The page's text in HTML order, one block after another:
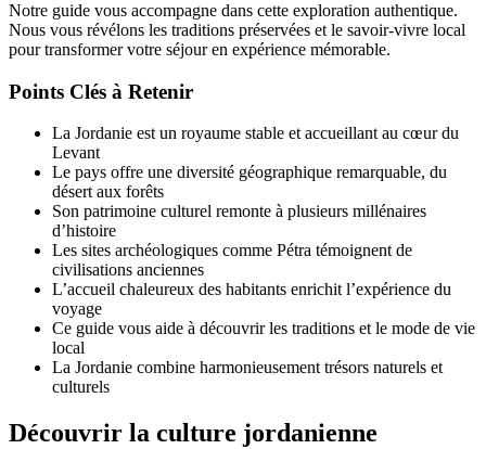
Notre guide vous accompagne dans cette exploration authentique.
Nous vous révélons les traditions préservées et le savoir-vivre local
pour transformer votre séjour en expérience mémorable.
Points Clés à Retenir
La Jordanie est un royaume stable et accueillant au cœur du
Levant
Le pays offre une diversité géographique remarquable, du
désert aux forêts
Son patrimoine culturel remonte à plusieurs millénaires
d’histoire
Les sites archéologiques comme Pétra témoignent de
civilisations anciennes
L’accueil chaleureux des habitants enrichit l’expérience du
voyage
Ce guide vous aide à découvrir les traditions et le mode de vie
local
La Jordanie combine harmonieusement trésors naturels et
culturels
Découvrir la culture jordanienne